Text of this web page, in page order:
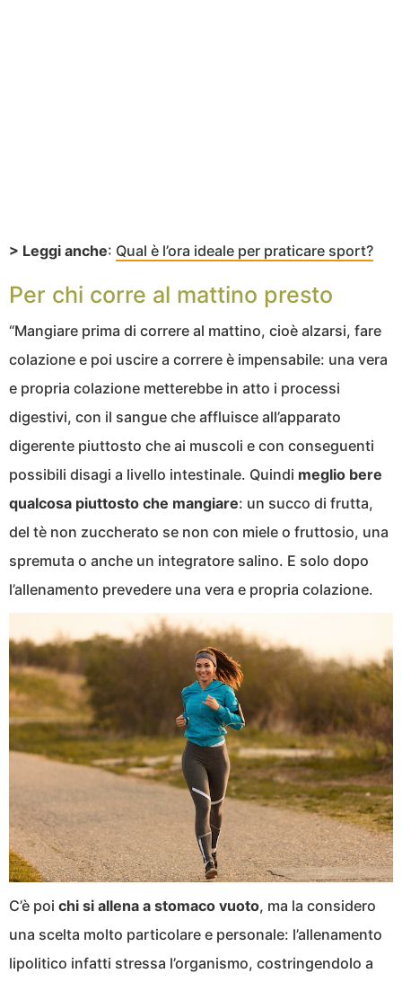
> Leggi anche: Qual è l’ora ideale per praticare sport?
Per chi corre al mattino presto
“Mangiare prima di correre al mattino, cioè alzarsi, fare
colazione e poi uscire a correre è impensabile: una vera
e propria colazione metterebbe in atto i processi
digestivi, con il sangue che affluisce all’apparato
digerente piuttosto che ai muscoli e con conseguenti
possibili disagi a livello intestinale. Quindi meglio bere
qualcosa piuttosto che mangiare: un succo di frutta,
del tè non zuccherato se non con miele o fruttosio, una
spremuta o anche un integratore salino. E solo dopo
l’allenamento prevedere una vera e propria colazione.
C’è poi chi si allena a stomaco vuoto, ma la considero
una scelta molto particolare e personale: l’allenamento
lipolitico infatti stressa l’organismo, costringendolo a